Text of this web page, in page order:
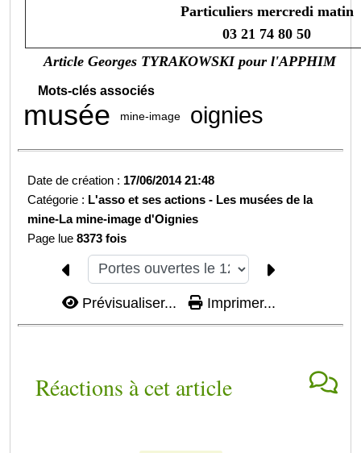
Particuliers mercredi matin
03 21 74 80 50
Article Georges TYRAKOWSKI pour l'APPHIM
Mots-clés associés
musée mine-image oignies
Date de création : 17/06/2014 21:48
Catégorie : L'asso et ses actions - Les musées de la
mine-La mine-image d'Oignies
Page lue8373 fois
Prévisualiser... Imprimer...
Réactions à cet article